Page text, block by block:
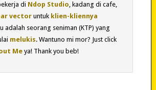
di Ndop Studio, kadang di cafe,
vectoruntuk klien-kliennya
adalah seorang seniman (KTP) yang
melukis. Wantuno mi mor? Just click
Meya! Thank you beb!